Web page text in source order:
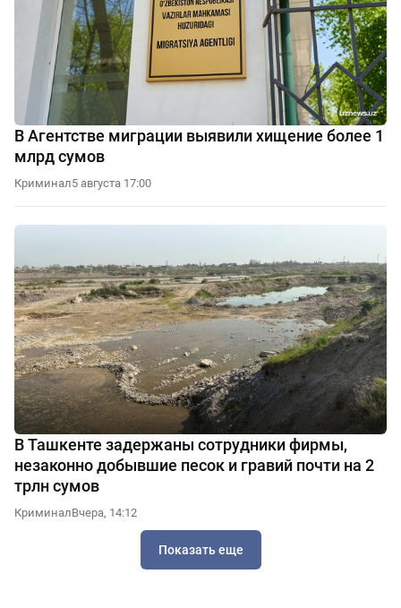
В Агентстве миграции выявили хищение более 1
млрд сумов
Криминал5 августа 17:00
В Ташкенте задержаны сотрудники фирмы,
незаконно добывшие песок и гравий почти на 2
трлн сумов
КриминалВчера, 14:12
Показать еще